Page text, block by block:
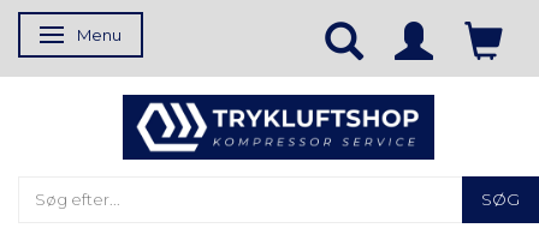
Skifte navigation
Menu
SØG